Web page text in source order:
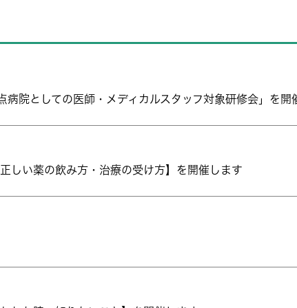
院としての医師・メディカルスタッフ対象研修会」を開
しい薬の飲み方・治療の受け方】を開催します